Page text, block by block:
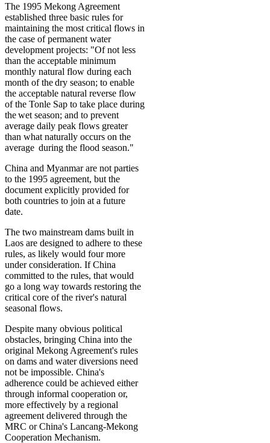
The 1995 Mekong Agreement
established three basic rules for
maintaining the most critical flows in
the case of permanent water
development projects: "Of not less
than the acceptable minimum
monthly natural flow during each
month of the dry season; to enable
the acceptable natural reverse flow
of the Tonle Sap to take place during
the wet season; and to prevent
average daily peak flows greater
than what naturally occurs on the
average during the flood season."
China and Myanmar are not parties
to the 1995 agreement, but the
document explicitly provided for
both countries to join at a future
date.
The two mainstream dams built in
Laos are designed to adhere to these
rules, as likely would four more
under consideration. If China
committed to the rules, that would
go a long way towards restoring the
critical core of the river's natural
seasonal flows.
Despite many obvious political
obstacles, bringing China into the
original Mekong Agreement's rules
on dams and water diversions need
not be impossible. China's
adherence could be achieved either
through informal cooperation or,
more effectively by a regional
agreement delivered through the
MRC or China's Lancang-Mekong
Cooperation Mechanism.